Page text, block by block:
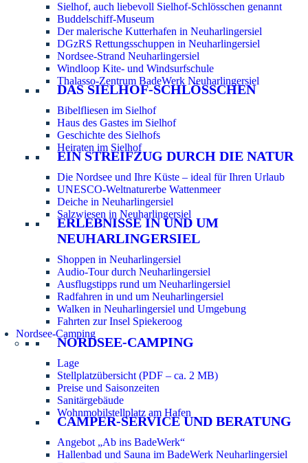
Sielhof, auch liebevoll Sielhof-Schlösschen genannt
Buddelschiff-Museum
Der malerische Kutterhafen in Neuharlingersiel
DGzRS Rettungsschuppen in Neuharlingersiel
Nordsee-Strand Neuharlingersiel
Windloop Kite- und Windsurfschule
Thalasso-Zentrum BadeWerk Neuharlingersiel
DAS SIELHOF-SCHLÖSSCHEN
Bibelfliesen im Sielhof
Haus des Gastes im Sielhof
Geschichte des Sielhofs
Heiraten im Sielhof
EIN STREIFZUG DURCH DIE NATUR
Die Nordsee und Ihre Küste – ideal für Ihren Urlaub
UNESCO-Weltnaturerbe Wattenmeer
Deiche in Neuharlingersiel
Salzwiesen in Neuharlingersiel
ERLEBNISSE IN UND UM
NEUHARLINGERSIEL
Shoppen in Neuharlingersiel
Audio-Tour durch Neuharlingersiel
Ausflugstipps rund um Neuharlingersiel
Radfahren in und um Neuharlingersiel
Walken in Neuharlingersiel und Umgebung
Fahrten zur Insel Spiekeroog
Nordsee-Camping
NORDSEE-CAMPING
Lage
Stellplatzübersicht (PDF – ca. 2 MB)
Preise und Saisonzeiten
Sanitärgebäude
Wohnmobilstellplatz am Hafen
CAMPER-SERVICE UND BERATUNG
Angebot „Ab ins BadeWerk“
Hallenbad und Sauna im BadeWerk Neuharlingersiel